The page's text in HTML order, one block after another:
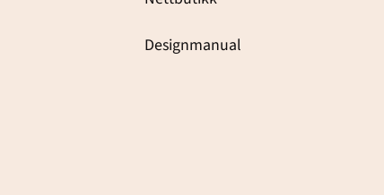
Designmanual